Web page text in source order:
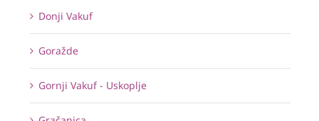
Donji Vakuf
Goražde
Gornji Vakuf - Uskoplje